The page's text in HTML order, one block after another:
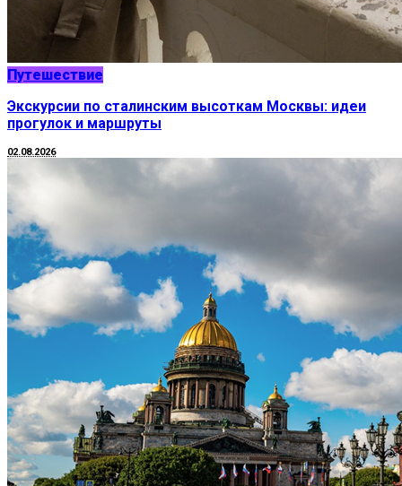
Путешествие
Экскурсии по сталинским высоткам Москвы: идеи
прогулок и маршруты
02.08.2026